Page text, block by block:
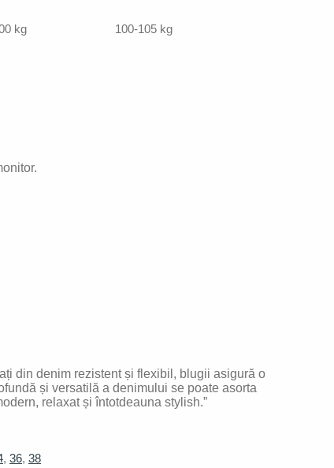
kg 100-105 kg
din denim rezistent și flexibil, blugii asigură o
și versatilă a denimului se poate asorta
relaxat și întotdeauna stylish.”
, 36, 38